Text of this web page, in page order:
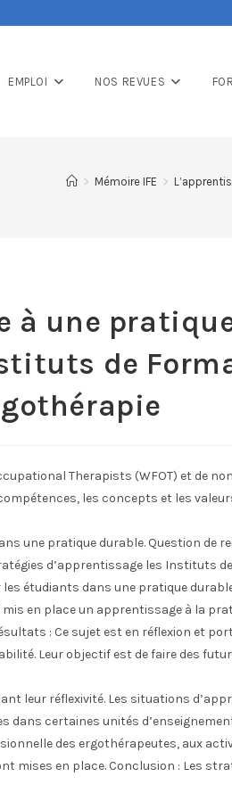
EMPLOI NOS REVUES
> Mémoire IFE >
à une
de
Therapists (WFOT) et de
les concepts et les
une pratique durable. Question de
d’apprentissage les Instituts
étudiants dans une pratique
en place un apprentissage à la
: Ce sujet est en réflexion et
Leur objectif est de faire des
leur réflexivité. Les situations
dans certaines unités
des ergothérapeutes, aux
mises en place. Conclusion : Les